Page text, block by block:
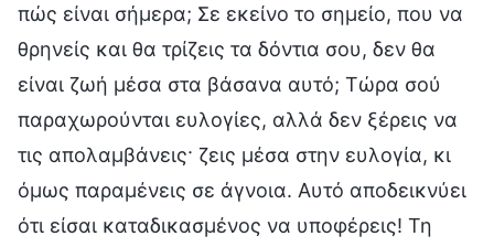
πώς είναι σήμερα; Σε εκείνο το σημείο, που να
θρηνείς και θα τρίζεις τα δόντια σου, δεν θα
είναι ζωή μέσα στα βάσανα αυτό; Τώρα σού
παραχωρούνται ευλογίες, αλλά δεν ξέρεις να
τις απολαμβάνεις· ζεις μέσα στην ευλογία, κι
όμως παραμένεις σε άγνοια. Αυτό αποδεικνύει
ότι είσαι καταδικασμένος να υποφέρεις! Τη